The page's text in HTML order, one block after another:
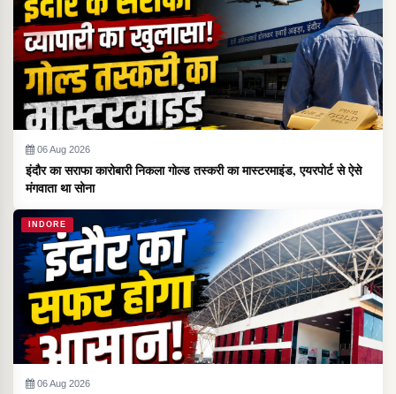
06 Aug 2026
इंदौर का सराफा कारोबारी निकला गोल्ड तस्करी का मास्टरमाइंड, एयरपोर्ट से ऐसे
मंगवाता था सोना
INDORE
06 Aug 2026